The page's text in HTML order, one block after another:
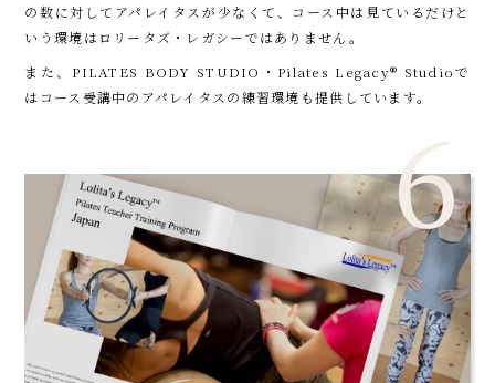
の数に対してアパレイタスが少なくて、コース中は見ているだけと
いう環境はロリータズ・レガシーではありません。
また、PILATES BODY STUDIO・Pilates Legacy®︎ Studioで
はコース受講中のアパレイタスの練習環境も提供しています。